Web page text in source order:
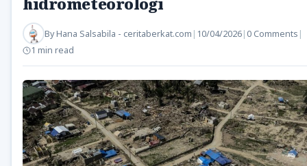
ByHana Salsabila - ceritaberkat.com | 10/04/2026| 0 Comments |
1 min read